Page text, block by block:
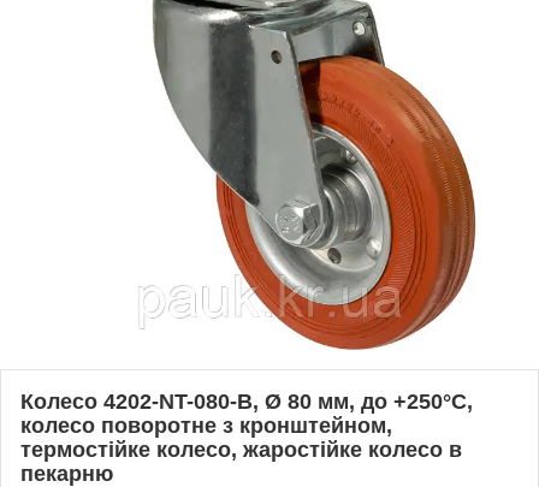
Колесо 4202-NT-080-B, Ø 80 мм, до +250°C,
колесо поворотне з кронштейном,
термостійке колесо, жаростійке колесо в
пекарню